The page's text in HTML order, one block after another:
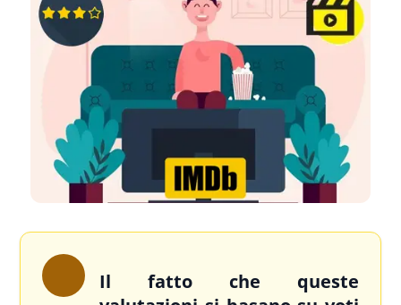
Il fatto che queste